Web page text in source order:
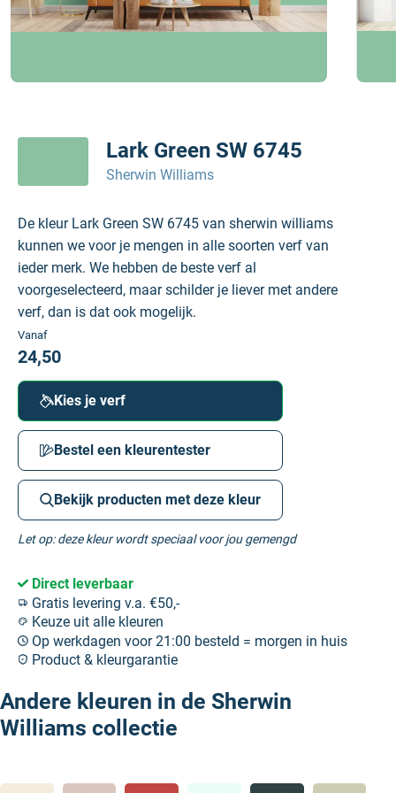
Lark Green SW 6745
Sherwin Williams
De kleur Lark Green SW 6745 van sherwin williams
kunnen we voor je mengen in alle soorten verf van
ieder merk. We hebben de beste verf al
voorgeselecteerd, maar schilder je liever met andere
verf, dan is dat ook mogelijk.
Vanaf
24,50
Kies je verf
Bestel een kleurentester
Bekijk producten met deze kleur
Let op: deze kleur wordt speciaal voor jou gemengd
Direct leverbaar
Gratis levering v.a. €50,-
Keuze uit alle kleuren
Op werkdagen voor 21:00 besteld = morgen in huis
Product & kleurgarantie
Andere kleuren in de Sherwin
Williams collectie